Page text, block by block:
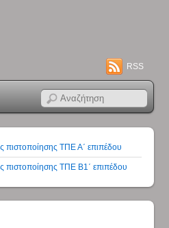
RSS
πιστοποίησης ΤΠΕ Α΄ επιπέδου
πιστοποίησης ΤΠΕ Β1΄ επιπέδου